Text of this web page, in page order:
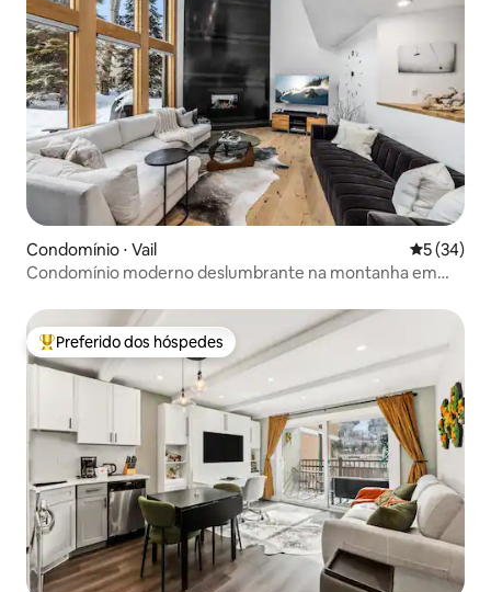
Condomínio ⋅ Vail 5 de uma
5 (34)
Condomínio moderno deslumbrante na montanha em
Entre os melhores preferidos dos hóspedes
Preferido dos hóspedes